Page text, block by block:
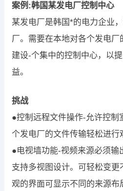
案例:韩国某发电厂控制中心
某发电厂是韩国*的电力企业
厂。需要在本地对各个发电厂
建设-个集中的控制中心，以
益。
挑战
●控制远程文件操作-允许控制
个发电厂的文件传输轻松进行
●电视墙功能-视频来源必须输
支持多视图设计。可轻松变更
观的界面可显示不同的来源布